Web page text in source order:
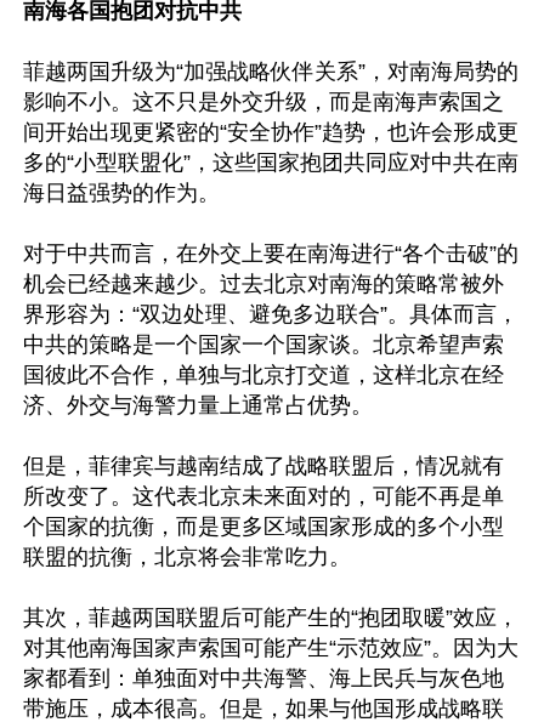
南海各国抱团对抗中共
菲越两国升级为“加强战略伙伴关系”，对南海局势的
影响不小。这不只是外交升级，而是南海声索国之
间开始出现更紧密的“安全协作”趋势，也许会形成更
多的“小型联盟化”，这些国家抱团共同应对中共在南
海日益强势的作为。
对于中共而言，在外交上要在南海进行“各个击破”的
机会已经越来越少。过去北京对南海的策略常被外
界形容为：“双边处理、避免多边联合”。具体而言，
中共的策略是一个国家一个国家谈。北京希望声索
国彼此不合作，单独与北京打交道，这样北京在经
济、外交与海警力量上通常占优势。
但是，菲律宾与越南结成了战略联盟后，情况就有
所改变了。这代表北京未来面对的，可能不再是单
个国家的抗衡，而是更多区域国家形成的多个小型
联盟的抗衡，北京将会非常吃力。
其次，菲越两国联盟后可能产生的“抱团取暖”效应，
对其他南海国家声索国可能产生“示范效应”。因为大
家都看到：单独面对中共海警、海上民兵与灰色地
带施压，成本很高。但是，如果与他国形成战略联